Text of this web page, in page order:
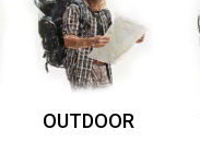
OUTDOOR